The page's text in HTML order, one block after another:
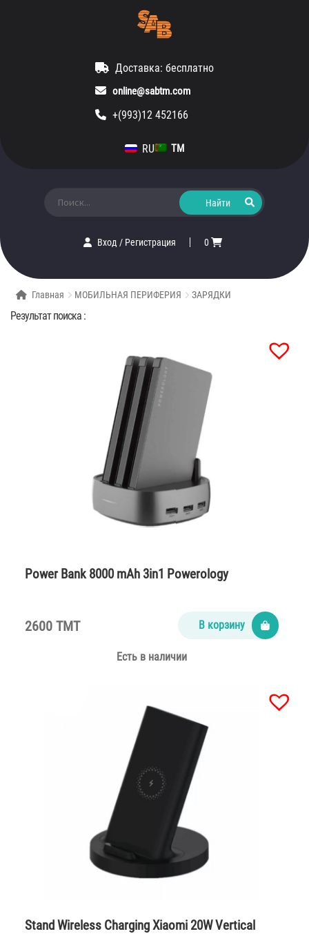
Доставка: бесплатно
online@sabtm.com
+(993)12 452166
RU TM
Вход/ Регистрация 0
Главная МОБИЛЬНАЯ ПЕРИФЕРИЯ ЗАРЯДКИ
Результат поиска :
Power Bank 8000 mAh 3in1 Powerology
2600 TMT В корзину
Есть в наличии
Stand Wireless Charging Xiaomi 20W Vertical